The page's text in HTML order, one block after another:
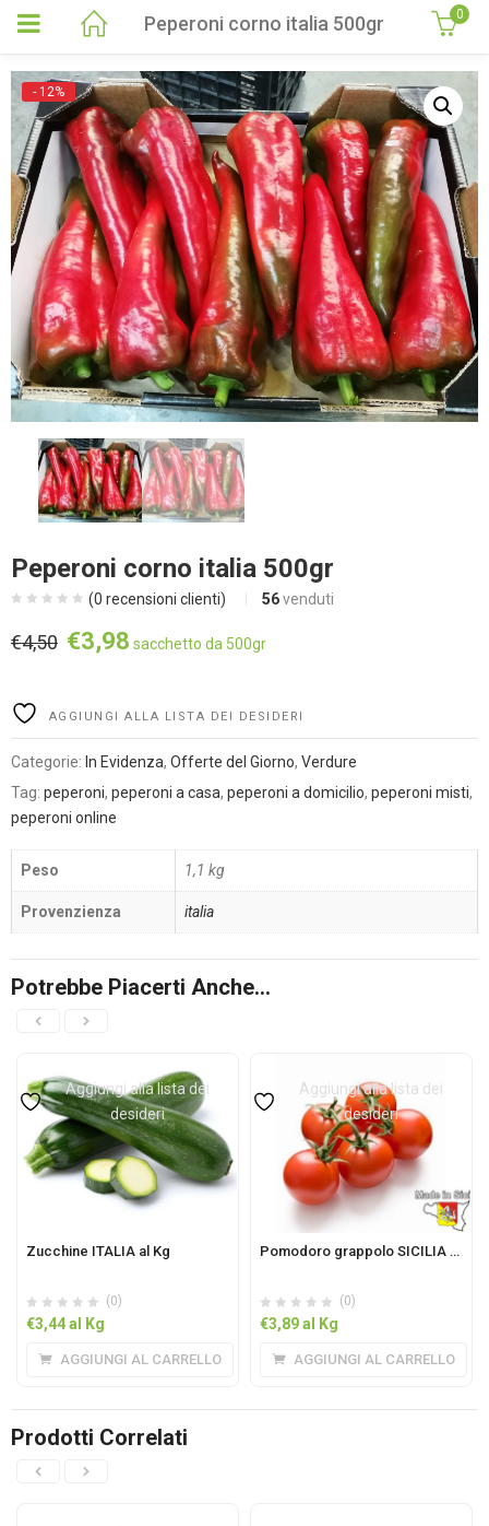
Peperoni corno italia 500gr 0
- 12%
Peperoni corno italia 500gr
(0 recensioni clienti) 56 venduti
€4,50
Il
prezzo
€3,98 sacchetto da 500gr
Alternative:
AGGIUNGI ALLA LISTA DEI DESIDERI
Categorie: In Evidenza, Offerte del Giorno, Verdure
Tag: peperoni, peperoni a casa, peperoni a domicilio, peperoni misti,
peperoni online
Peso 1,1 kg
Provenzienza italia
Potrebbe Piacerti Anche…
Aggiungi alla lista dei
desideri
Zucchine ITALIA al Kg
(0)
€3,44al Kg
AGGIUNGI AL CARRELLO
Aggiungi alla lista dei
desideri
Pomodoro grappolo SICILIA al Kg
(0)
€3,89al Kg
AGGIUNGI AL CARRELLO
Prodotti Correlati